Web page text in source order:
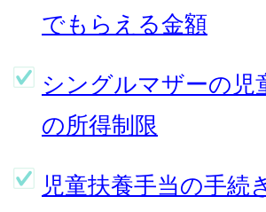
でもらえる金額
シングルマザーの児
の所得制限
児童扶養手当の手続